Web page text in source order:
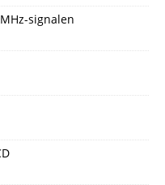
signalen